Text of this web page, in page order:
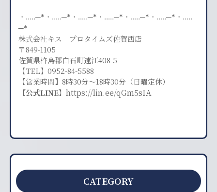
・‥…─*・‥…─*・‥…─*・‥…─*・‥…─*・‥…─*・‥…
─*
株式会社キス プロタイムズ佐賀西店
〒849-1105
佐賀県杵島郡白石町遠江408-5
【TEL】0952-84-5588
【営業時間】8時30分〜18時30分（日曜定休）
【公式LINE】 https://lin.ee/qGm5sIA
CATEGORY